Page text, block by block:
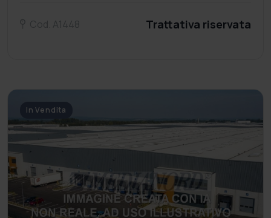
Trattativa riservata
In Vendita